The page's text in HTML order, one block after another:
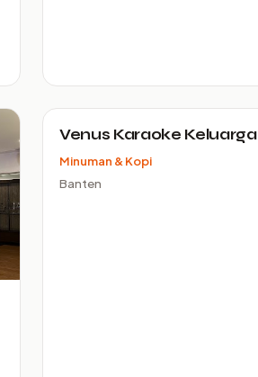
Venus Karaoke Keluarga
Minuman & Kopi
Banten